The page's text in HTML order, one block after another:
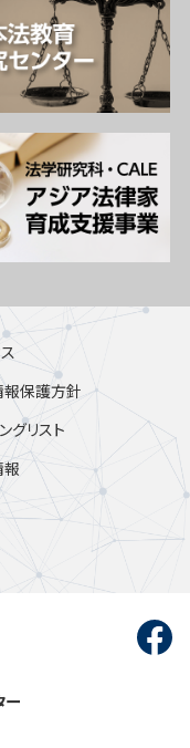
保護方針
グリスト
報
ー